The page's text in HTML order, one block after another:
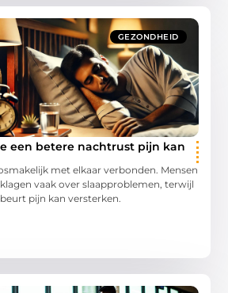
GEZONDHEID
een betere nachtrust pijn kan
met elkaar verbonden. Mensen
vaak over slaapproblemen, terwijl
pijn kan versterken.